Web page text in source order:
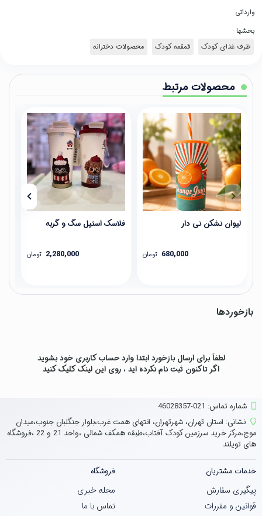
وارداتی
بخشها :
ظرف غذای کودک
قمقمه کودک محصولات دخترانه
محصولات مرتبط
لیوان نشکن نی دار
680,000 تومان
فلاسک استیل سگ و گربه
2,280,000 تومان
بازخوردها
لطفاً برای ارسال بازخورد ابتدا وارد حساب کاربری خود بشوید
اگر تاکنون ثبت نام نکرده اید ، روی این لینککلیک کنید
شماره تماس‌: 021-46028357
نشانی: استان تهران، شهرتهران، انتهای همت غرب،بلوار جنگلبان جنوب،میدان
موج،مرکز خرید سرزمین کودک آفتاب،طبقه همکف شمالی ،واحد 21 و 22 ،فروشگاه
های تویلند
خدمات مشتریان
پیگیری سفارش
قوانین و مقررات
فروشگاه
مجله خبری
تماس با ما